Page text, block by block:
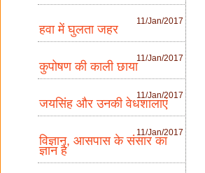
11/Jan/2017
हवा में घुलता जहर
11/Jan/2017
कुपोषण की काली छाया
11/Jan/2017
जयसिंह और उनकी वेधशालाएं
11/Jan/2017
विज्ञान, आसपास के संसार का
ज्ञान है